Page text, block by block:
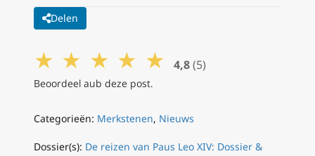
Delen
★ ★ ★ ★ ★ 4,8 (5)
Beoordeel aub deze post.
Categorieën: Merkstenen, Nieuws
Dossier(s): De reizen van Paus Leo XIV: Dossier &